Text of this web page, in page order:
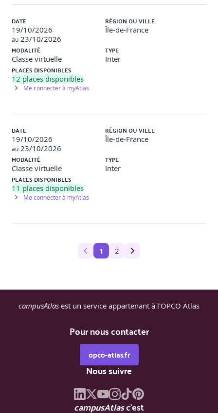
DATE
19/10/2026
au 23/10/2026
RÉGION OU VILLE
Île-de-France
MODALITÉ
Classe virtuelle
TYPE
Inter
PLACES DISPONIBLES
12 places disponibles
Me connecter à myAtlas
DATE
19/10/2026
au 23/10/2026
RÉGION OU VILLE
Île-de-France
MODALITÉ
Classe virtuelle
TYPE
Inter
PLACES DISPONIBLES
11 places disponibles
Me connecter à myAtlas
1 2
campusAtlas est un service appartenant à l'OPCO Atlas
Pour nous contacter
opco-atlas.fr
Nous suivre
campusAtlasc'est